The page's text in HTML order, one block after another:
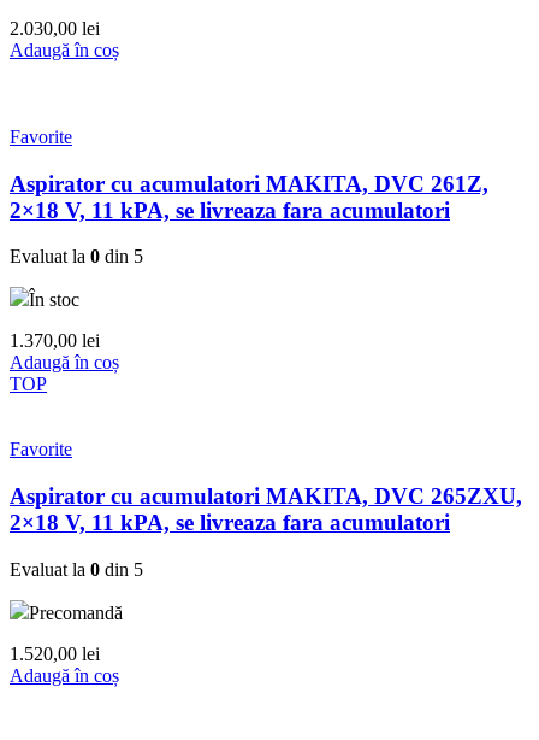
2.030,00 lei
Adaugă în coș
Favorite
Aspirator cu acumulatori MAKITA, DVC 261Z,
2×18 V, 11 kPA, se livreaza fara acumulatori
Evaluat la 0 din 5
În stoc
1.370,00 lei
Adaugă în coș
TOP
Favorite
Aspirator cu acumulatori MAKITA, DVC 265ZXU,
2×18 V, 11 kPA, se livreaza fara acumulatori
Evaluat la 0 din 5
Precomandă
1.520,00 lei
Adaugă în coș